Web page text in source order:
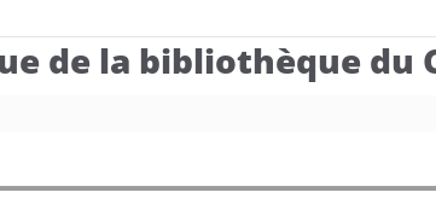
de la bibliothèque du